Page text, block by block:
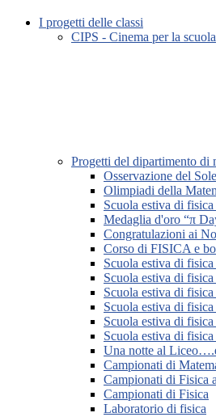
I progetti delle classi
CIPS - Cinema per la scuola
Progetti del dipartimento di
Osservazione del
Olimpiadi della
Scuola estiva di
Medaglia d'oro “π
Congratulazioni ai
Corso di FISICA e
Scuola estiva di
Scuola estiva di
Scuola estiva di
Scuola estiva di fisica
Scuola estiva di
Scuola estiva di
Una notte al
Campionati di
Campionati di Fisica
Campionati di Fisica
Laboratorio di fisica